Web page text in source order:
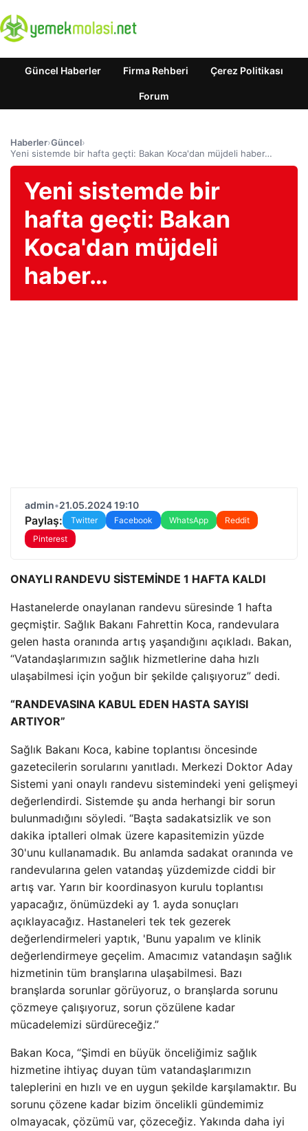
Güncel Haberler Firma Rehberi Çerez Politikası
Forum
Haberler›Güncel›
Yeni sistemde bir hafta geçti: Bakan Koca'dan müjdeli haber…
Yeni sistemde bir
hafta geçti: Bakan
Koca'dan müjdeli
haber…
admin•21.05.2024 19:10
Paylaş: Twitter Facebook WhatsApp
Reddit
Pinterest
ONAYLI RANDEVU SİSTEMİNDE 1 HAFTA KALDI
Hastanelerde onaylanan randevu süresinde 1 hafta
geçmiştir. Sağlık Bakanı Fahrettin Koca, randevulara
gelen hasta oranında artış yaşandığını açıkladı. Bakan,
“Vatandaşlarımızın sağlık hizmetlerine daha hızlı
ulaşabilmesi için yoğun bir şekilde çalışıyoruz” dedi.
“RANDEVASINA KABUL EDEN HASTA SAYISI
ARTIYOR”
Sağlık Bakanı Koca, kabine toplantısı öncesinde
gazetecilerin sorularını yanıtladı. Merkezi Doktor Aday
Sistemi yani onaylı randevu sistemindeki yeni gelişmeyi
değerlendirdi. Sistemde şu anda herhangi bir sorun
bulunmadığını söyledi. “Başta sadakatsizlik ve son
dakika iptalleri olmak üzere kapasitemizin yüzde
30'unu kullanamadık. Bu anlamda sadakat oranında ve
randevularına gelen vatandaş yüzdemizde ciddi bir
artış var. Yarın bir koordinasyon kurulu toplantısı
yapacağız, önümüzdeki ay 1. ayda sonuçları
açıklayacağız. Hastaneleri tek tek gezerek
değerlendirmeleri yaptık, 'Bunu yapalım ve klinik
değerlendirmeye geçelim. Amacımız vatandaşın sağlık
hizmetinin tüm branşlarına ulaşabilmesi. Bazı
branşlarda sorunlar görüyoruz, o branşlarda sorunu
çözmeye çalışıyoruz, sorun çözülene kadar
mücadelemizi sürdüreceğiz.”
Bakan Koca, “Şimdi en büyük önceliğimiz sağlık
hizmetine ihtiyaç duyan tüm vatandaşlarımızın
taleplerini en hızlı ve en uygun şekilde karşılamaktır. Bu
sorunu çözene kadar bizim öncelikli gündemimiz
olmayacak, çözümü var, çözeceğiz. Yakında daha iyi